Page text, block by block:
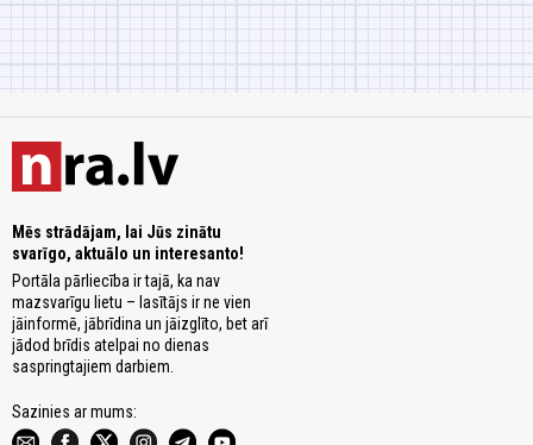
Mēs strādājam, lai Jūs zinātu
svarīgo, aktuālo un interesanto!
Portāla pārliecība ir tajā, ka nav
mazsvarīgu lietu – lasītājs ir ne vien
jāinformē, jābrīdina un jāizglīto, bet arī
jādod brīdis atelpai no dienas
saspringtajiem darbiem.
Sazinies ar mums: